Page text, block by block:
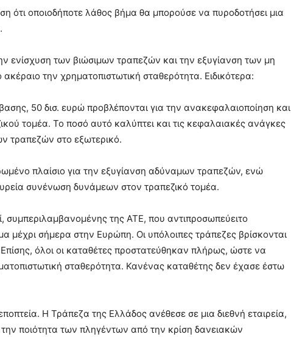
ότι οποιοδήποτε λάθος βήμα θα μπορούσε να πυροδοτήσει μια
ενίσχυση των βιώσιμων τραπεζών και την εξυγίανση των μη
την χρηματοπιστωτική σταθερότητα. Ειδικότερα:
50 δισ. ευρώ προβλέπονται για την ανακεφαλαιοποίηση και
τομέα. Το ποσό αυτό καλύπτει και τις κεφαλαιακές ανάγκες
τραπεζών στο εξωτερικό.
πλαίσιο για την εξυγίανση αδύναμων τραπεζών, ενώ
συνένωση δυνάμεων στον τραπεζικό τομέα.
συμπεριλαμβανομένης της ΑΤΕ, που αντιπροσωπεύειτο
μέχρι σήμερα στην Ευρώπη. Οι υπόλοιπες τράπεζες βρίσκονται
όλοι οι καταθέτες προστατεύθηκαν πλήρως, ώστε να
σταθερότητα. Κανένας καταθέτης δεν έχασε έστω
Η Τράπεζα της Ελλάδος ανέθεσε σε μια διεθνή εταιρεία,
ποιότητα των πληγέντων από την κρίση δανειακών